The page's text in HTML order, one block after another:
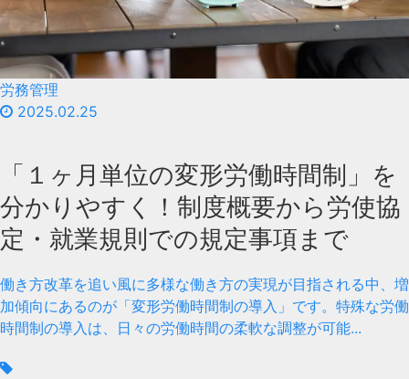
労務管理
2025.02.25
「１ヶ月単位の変形労働時間制」を
分かりやすく！制度概要から労使協
定・就業規則での規定事項まで
働き方改革を追い風に多様な働き方の実現が目指される中、増
加傾向にあるのが「変形労働時間制の導入」です。特殊な労働
時間制の導入は、日々の労働時間の柔軟な調整が可能...